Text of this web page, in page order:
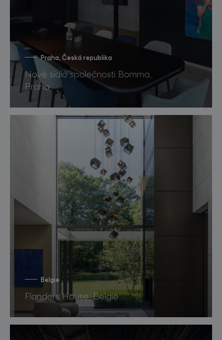
Praha, Česká republika
Nové sídlo společnosti Bomma,
Praha
Belgie
Flanders House, Belgie